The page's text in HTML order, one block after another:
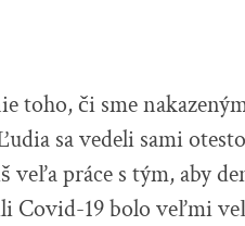
toho, či sme
sa vedeli sami
veľa práce s tým, aby
Covid-19 bolo veľmi